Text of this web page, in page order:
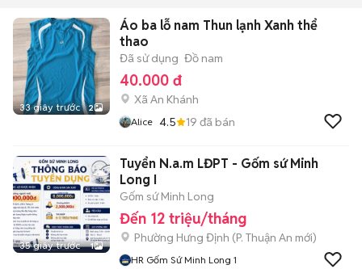
33 giây trước 2
Áo ba lỗ nam Thun lạnh Xanh thể
thao
Đã sử dụng Đồ nam
40.000 đ
Xã An Khánh
Alice 4.5 19 đã bán
35 giây trước 1
Tuyển N.a.m LĐPT - Gốm sứ Minh
Long I
Gốm sứ Minh Long
Đến 12 triệu/tháng
Phường Hưng Định (P. Thuận An mới)
HR Gốm Sứ Minh Long 1